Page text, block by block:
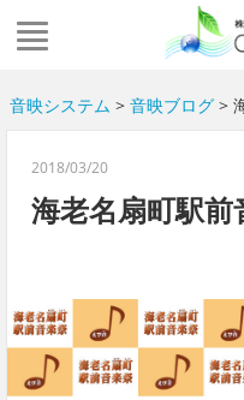
音映システム > 音映ブログ>
2018/03/20
海老名扇町駅